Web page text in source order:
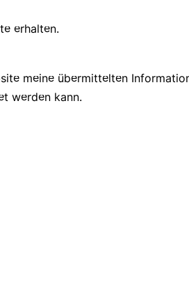
erhalten.
meine übermittelten
werden kann.